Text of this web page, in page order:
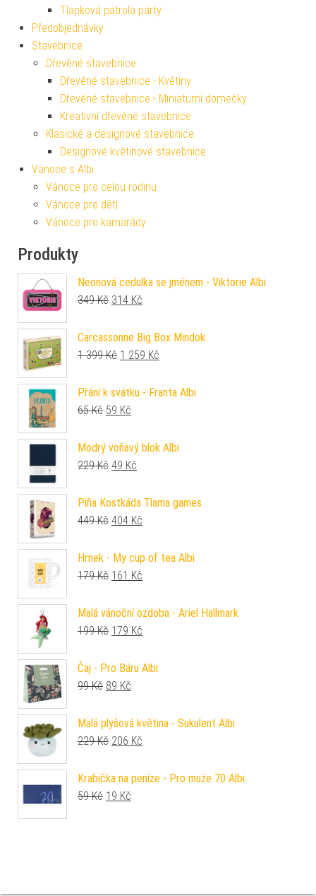
Tlapková patrola párty
Předobjednávky
Stavebnice
Dřevěné stavebnice
Dřevěné stavebnice - Květiny
Dřevěné stavebnice - Miniaturní domečky
Kreativní dřevěné stavebnice
Klasické a designové stavebnice
Designové květinové stavebnice
Vánoce s Albi
Vánoce pro celou rodinu
Vánoce pro děti
Vánoce pro kamarády
Produkty
Neonová cedulka se jménem - Viktorie Albi
349Kč Původní cena byla: 349 Kč.
314 Kč
Carcassonne Big Box Mindok
1 399Kč Původní cena byla: 1 399 Kč.
1 259 Kč
Přání k svátku - Franta Albi
65Kč Původní cena byla: 65 Kč.
59 Kč
Modrý voňavý blok Albi
229Kč Původní cena byla: 229 Kč.
49 Kč
Piña Kostkáda Tlama games
449Kč Původní cena byla: 449 Kč.
404 Kč
Hrnek - My cup of tea Albi
179Kč Původní cena byla: 179 Kč.
161 Kč
Malá vánoční ozdoba - Ariel Hallmark
199Kč Původní cena byla: 199 Kč.
179 Kč
Čaj - Pro Báru Albi
99Kč Původní cena byla: 99 Kč.
89 Kč
Malá plyšová květina - Sukulent Albi
229Kč Původní cena byla: 229 Kč.
206 Kč
Krabička na peníze - Pro muže 70 Albi
59Kč Původní cena byla: 59 Kč.
19 Kč